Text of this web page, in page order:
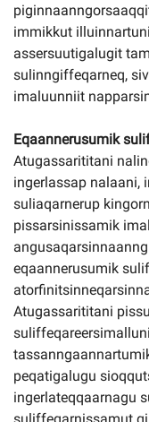
immikkut
assersuutigalugit
sulinngiffeqarneq,
imaluunniit
Eqaannerusumik
Atugassarititani
ingerlassap nalaani,
suliaqarnerup
pissarsinissamik
eqaannerusumik
Atugassarititani
peqatigalugu
ingerlateqqaarnagu